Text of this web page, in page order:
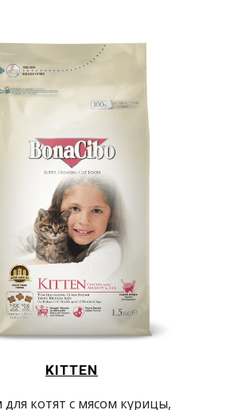
KITTEN
котят с мясом курицы,